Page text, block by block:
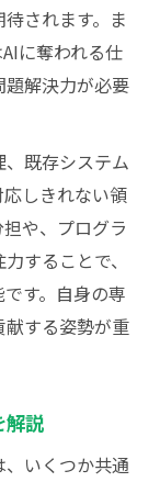
されます。ま
に奪われる仕
解決力が必要
既存システム
しきれない領
や、プログラ
することで、
す。自身の専
する姿勢が重
解説
いくつか共通